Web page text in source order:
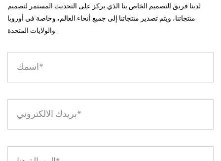
لدينا فريق التصميم الخاص بنا الذي يركز على التحديث المستمر لتصميم
منتجاتنا، ويتم تصدير منتجاتنا إلى جميع أنحاء العالم، وخاصة في أوروبا
والولايات المتحدة.